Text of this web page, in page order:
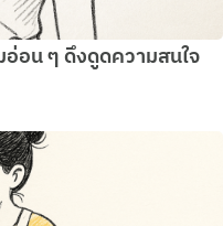
อน ๆ ดึงดูดความสนใจ